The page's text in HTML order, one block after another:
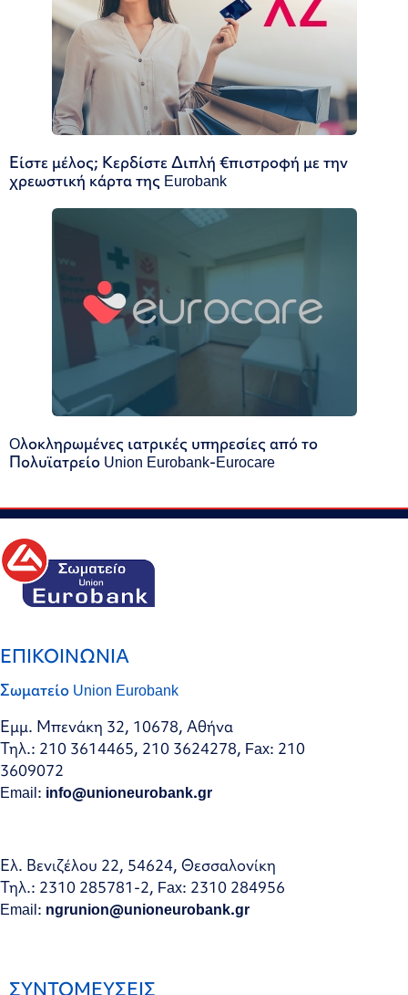
Είστε μέλος; Κερδίστε Διπλή €πιστροφή με την
χρεωστική κάρτα της Eurobank
Oλοκληρωμένες ιατρικές υπηρεσίες από το
Πολυϊατρείο Union Eurobank-Eurocare
ΕΠΙΚΟΙΝΩΝΙΑ
Σωματείο Union Eurobank
Εμμ. Μπενάκη 32, 10678, Αθήνα
Τηλ.: 210 3614465, 210 3624278, Fax: 210
3609072
Email: info@unioneurobank.gr
Ελ. Βενιζέλου 22, 54624, Θεσσαλονίκη
Τηλ.: 2310 285781-2, Fax: 2310 284956
Email: ngrunion@unioneurobank.gr
ΣΥΝΤΟΜΕΥΣΕΙΣ